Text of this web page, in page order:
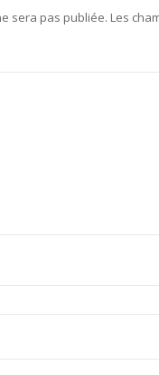
sera pas publiée. Les